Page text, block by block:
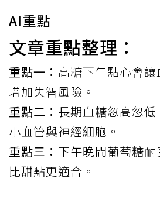
AI重點
文章重點整理：
重點一： 高糖下午點心會讓
增加失智風險。
重點二： 長期血糖忽高忽
小血管與神經細胞。
重點三： 下午晚間葡萄糖
比甜點更適合。